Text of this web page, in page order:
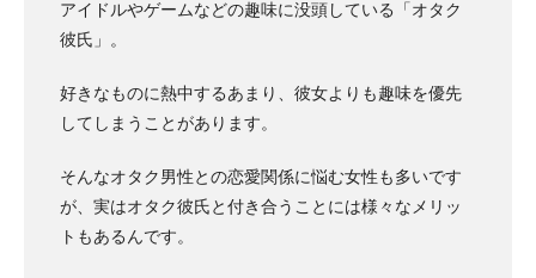
アイドルやゲームなどの趣味に没頭している「オタク
彼氏」。
好きなものに熱中するあまり、彼女よりも趣味を優先
してしまうことがあります。
そんなオタク男性との恋愛関係に悩む女性も多いです
が、実はオタク彼氏と付き合うことには様々なメリッ
トもあるんです。